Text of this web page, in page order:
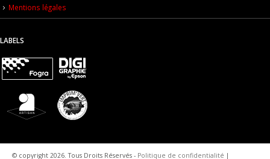
Mentions légales
LABELS
© copyright 2026. Tous Droits Réservés - Politique de confidentialité |